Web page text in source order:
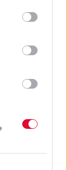
φίλο Frank
που
Bon Jovi